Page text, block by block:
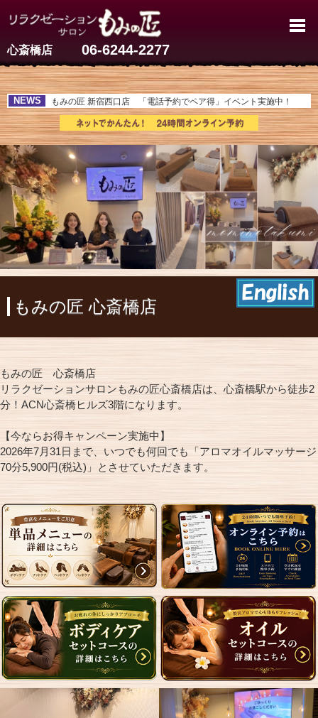
心斎橋店 06-6244-2277
NEWS もみの匠 新宿西口店 「電話予約でペア得」イベント実施中！
もみの匠 心斎橋店
もみの匠 心斎橋店
リラクゼーションサロンもみの匠心斎橋店は、心斎橋駅から徒歩2
分！ACN心斎橋ヒルズ3階になります。
【今ならお得キャンペーン実施中】
2026年7月31日まで、いつでも何回でも「アロマオイルマッサージ
70分5,900円(税込)」とさせていただきます。